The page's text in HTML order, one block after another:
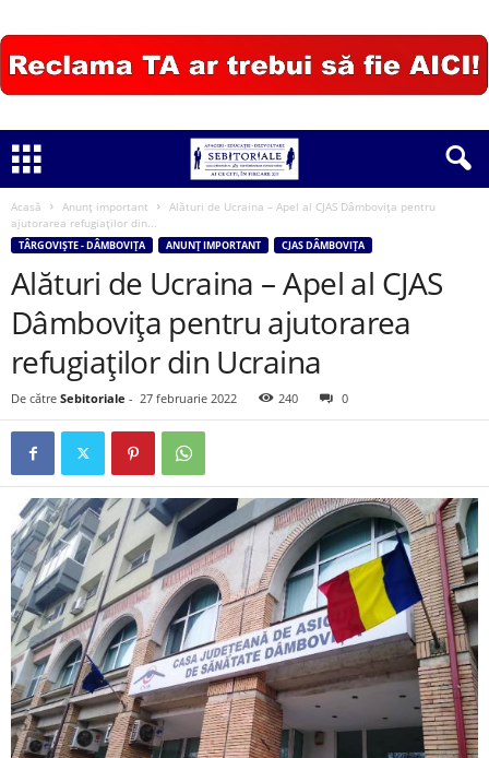
Acasă Anunț important
Alături de Ucraina – Apel al CJAS Dâmbovița pentru
ajutorarea refugiaților din...
TÂRGOVIȘTE - DÂMBOVIȚA ANUNȚ IMPORTANT CJAS DÂMBOVIȚA
Alături de Ucraina – Apel al CJAS
Dâmbovița pentru ajutorarea
refugiaților din Ucraina
De către Sebitoriale - 27 februarie 2022 240 0